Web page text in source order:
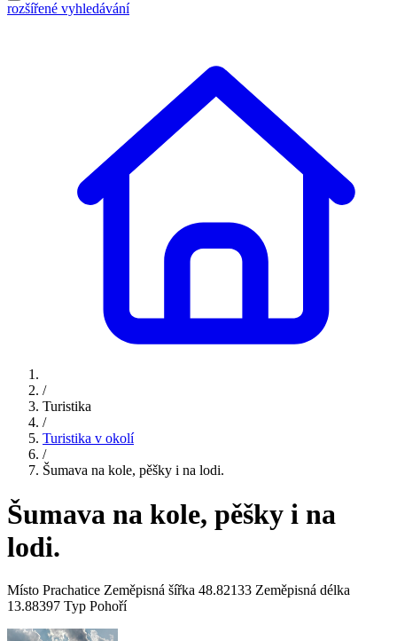
rozšířené vyhledávání
/
Turistika
/
Turistika v okolí
/
Šumava na kole, pěšky i na lodi.
Šumava na kole, pěšky i na
lodi.
Místo Prachatice Zeměpisná šířka 48.82133 Zeměpisná délka
13.88397 Typ Pohoří